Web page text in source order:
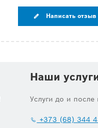
Написать отзыв
Наши
Услуги до и после
+373 (68) 344